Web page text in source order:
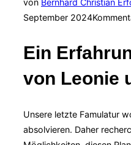
von Bernhard Christian
September 2024
Ein
von Leonie
Unsere letzte Famulatur
absolvieren. Daher